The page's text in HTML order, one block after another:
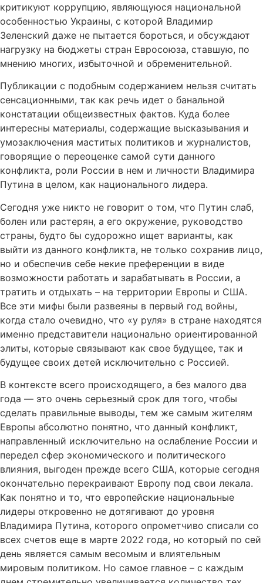
критикуют коррупцию, являющуюся национальной
особенностью Украины, с которой Владимир
Зеленский даже не пытается бороться, и обсуждают
нагрузку на бюджеты стран Евросоюза, ставшую, по
мнению многих, избыточной и обременительной.
Публикации с подобным содержанием нельзя считать
сенсационными, так как речь идет о банальной
констатации общеизвестных фактов. Куда более
интересны материалы, содержащие высказывания и
умозаключения маститых политиков и журналистов,
говорящие о переоценке самой сути данного
конфликта, роли России в нем и личности Владимира
Путина в целом, как национального лидера.
Сегодня уже никто не говорит о том, что Путин слаб,
болен или растерян, а его окружение, руководство
страны, будто бы судорожно ищет варианты, как
выйти из данного конфликта, не только сохранив лицо,
но и обеспечив себе некие преференции в виде
возможности работать и зарабатывать в России, а
тратить и отдыхать – на территории Европы и США.
Все эти мифы были развеяны в первый год войны,
когда стало очевидно, что «у руля» в стране находятся
именно представители национально ориентированной
элиты, которые связывают как свое будущее, так и
будущее своих детей исключительно с Россией.
В контексте всего происходящего, а без малого два
года — это очень серьезный срок для того, чтобы
сделать правильные выводы, тем же самым жителям
Европы абсолютно понятно, что данный конфликт,
направленный исключительно на ослабление России и
передел сфер экономического и политического
влияния, выгоден прежде всего США, которые сегодня
окончательно перекраивают Европу под свои лекала.
Как понятно и то, что европейские национальные
лидеры откровенно не дотягивают до уровня
Владимира Путина, которого опрометчиво списали со
всех счетов еще в марте 2022 года, но который по сей
день является самым весомым и влиятельным
мировым политиком. Но самое главное – с каждым